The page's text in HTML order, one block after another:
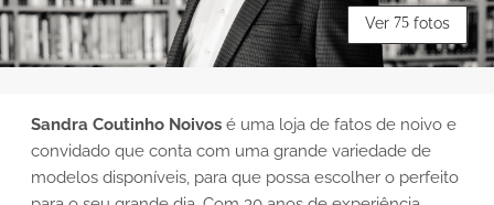
Ver 75 fotos
Sandra Coutinho Noivos é uma loja de fatos de noivo e
convidado que conta com uma grande variedade de
modelos disponíveis, para que possa escolher o perfeito